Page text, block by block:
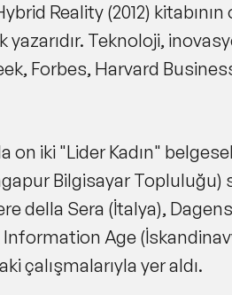
Reality (2012)
Teknoloji,
Forbes, Harvard
iki "Lider Kadın"
Bilgisayar Topluluğu)
della Sera (İtalya),
Age
çalışmalarıyla yer aldı.